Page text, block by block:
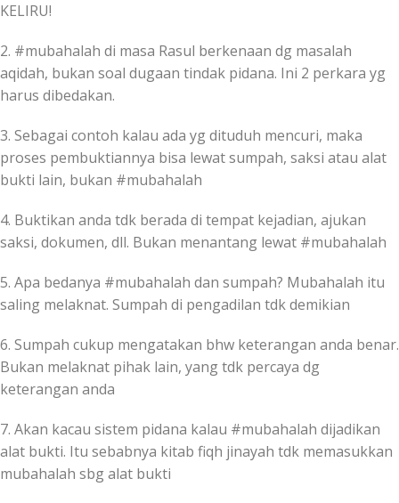
KELIRU!
2. #mubahalah di masa Rasul berkenaan dg masalah
aqidah, bukan soal dugaan tindak pidana. Ini 2 perkara yg
harus dibedakan.
3. Sebagai contoh kalau ada yg dituduh mencuri, maka
proses pembuktiannya bisa lewat sumpah, saksi atau alat
bukti lain, bukan #mubahalah
4. Buktikan anda tdk berada di tempat kejadian, ajukan
saksi, dokumen, dll. Bukan menantang lewat #mubahalah
5. Apa bedanya #mubahalah dan sumpah? Mubahalah itu
saling melaknat. Sumpah di pengadilan tdk demikian
6. Sumpah cukup mengatakan bhw keterangan anda benar.
Bukan melaknat pihak lain, yang tdk percaya dg
keterangan anda
7. Akan kacau sistem pidana kalau #mubahalah dijadikan
alat bukti. Itu sebabnya kitab fiqh jinayah tdk memasukkan
mubahalah sbg alat bukti